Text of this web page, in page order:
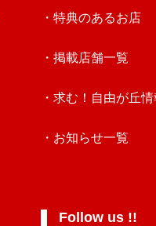
・特典のあるお店
・掲載店舗一覧
・求む！自由が丘
・お知らせ一覧
Follow us !!